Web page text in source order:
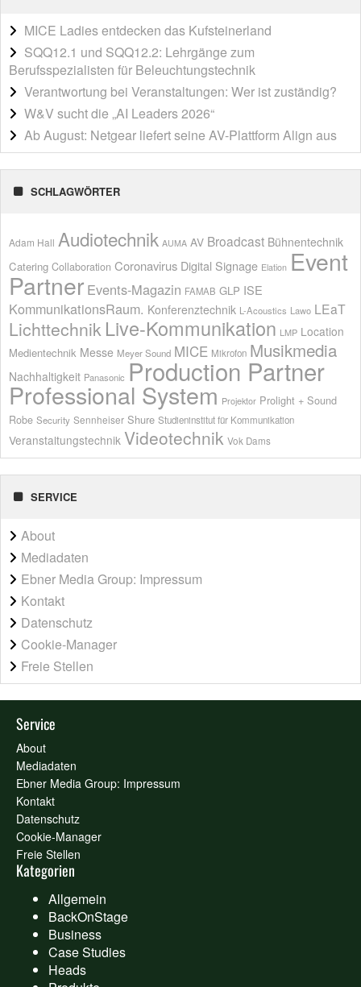
MICE Ladies entdecken das Kufsteinerland
SQQ12.1 und SQQ12.2: Lehrgänge zum
Berufsspezialisten für Beleuchtungstechnik
Verantwortung bei Veranstaltungen: Wer ist zuständig?
W&V sucht die „AI Leaders 2026“
Ab August: Netgear liefert seine AV-Plattform Align aus
SCHLAGWÖRTER
Adam Hall Audiotechnik AUMA AV Broadcast Bühnentechnik
Catering Collaboration Coronavirus Digital Signage Elation Event
Partner Events-Magazin FAMAB GLP ISE
KommunikationsRaum. Konferenztechnik L-Acoustics Lawo LEaT
Lichttechnik Live-Kommunikation LMP Location
Medientechnik Messe Meyer Sound MICE Mikrofon Musikmedia
Nachhaltigkeit Panasonic Production Partner
Professional System Projektor Prolight + Sound
Robe Security Sennheiser Shure Studieninstitut für Kommunikation
Veranstaltungstechnik Videotechnik Vok Dams
SERVICE
About
Mediadaten
Ebner Media Group: Impressum
Kontakt
Datenschutz
Cookie-Manager
Freie Stellen
Service
About
Mediadaten
Ebner Media Group: Impressum
Kontakt
Datenschutz
Cookie-Manager
Freie Stellen
Kategorien
Allgemein
BackOnStage
Business
Case Studies
Heads